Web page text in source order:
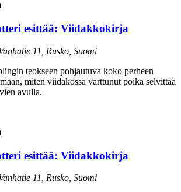
esittää: Viidakkokirja
11, Rusko, Suomi
teokseen pohjautuva koko perheen
miten viidakossa varttunut poika selvittää
avulla.
esittää: Viidakkokirja
11, Rusko, Suomi